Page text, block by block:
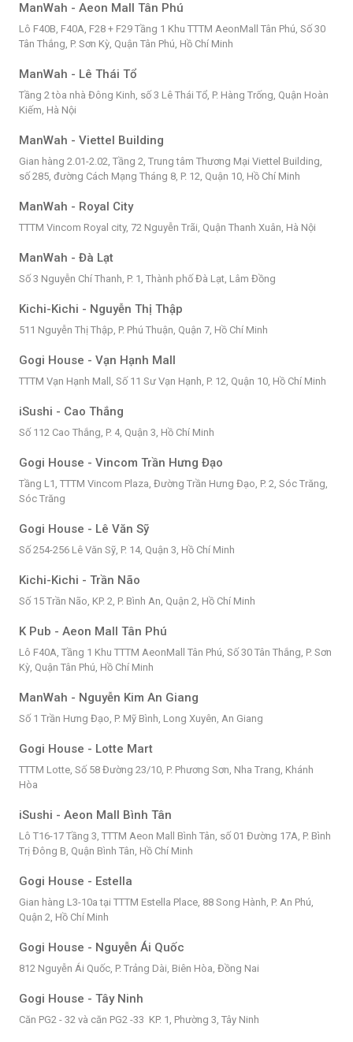
ManWah - Aeon Mall Tân Phú
Lô F40B, F40A, F28 + F29 Tầng 1 Khu TTTM AeonMall Tân Phú, Số 30
Tân Thắng, P. Sơn Kỳ, Quận Tân Phú, Hồ Chí Minh
ManWah - Lê Thái Tổ
Tầng 2 tòa nhà Đông Kinh, số 3 Lê Thái Tổ, P. Hàng Trống, Quận Hoàn
Kiếm, Hà Nội
ManWah - Viettel Building
Gian hàng 2.01-2.02, Tầng 2, Trung tâm Thương Mại Viettel Building,
số 285, đường Cách Mạng Tháng 8, P. 12, Quận 10, Hồ Chí Minh
ManWah - Royal City
TTTM Vincom Royal city, 72 Nguyễn Trãi, Quận Thanh Xuân, Hà Nội
ManWah - Đà Lạt
Số 3 Nguyễn Chí Thanh, P. 1, Thành phố Đà Lạt, Lâm Đồng
Kichi-Kichi - Nguyễn Thị Thập
511 Nguyễn Thị Thập, P. Phú Thuận, Quận 7, Hồ Chí Minh
Gogi House - Vạn Hạnh Mall
TTTM Vạn Hạnh Mall, Số 11 Sư Vạn Hạnh, P. 12, Quận 10, Hồ Chí Minh
iSushi - Cao Thắng
Số 112 Cao Thắng, P. 4, Quận 3, Hồ Chí Minh
Gogi House - Vincom Trần Hưng Đạo
Tầng L1, TTTM Vincom Plaza, Đường Trần Hưng Đạo, P. 2, Sóc Trăng,
Sóc Trăng
Gogi House - Lê Văn Sỹ
Số 254-256 Lê Văn Sỹ, P. 14, Quận 3, Hồ Chí Minh
Kichi-Kichi - Trần Não
Số 15 Trần Não, KP. 2, P. Bình An, Quận 2, Hồ Chí Minh
K Pub - Aeon Mall Tân Phú
Lô F40A, Tầng 1 Khu TTTM AeonMall Tân Phú, Số 30 Tân Thắng, P. Sơn
Kỳ, Quận Tân Phú, Hồ Chí Minh
ManWah - Nguyễn Kim An Giang
Số 1 Trần Hưng Đạo, P. Mỹ Bình, Long Xuyên, An Giang
Gogi House - Lotte Mart
TTTM Lotte, Số 58 Đường 23/10, P. Phương Sơn, Nha Trang, Khánh
Hòa
iSushi - Aeon Mall Bình Tân
Lô T16-17 Tầng 3, TTTM Aeon Mall Bình Tân, số 01 Đường 17A, P. Bình
Trị Đông B, Quận Bình Tân, Hồ Chí Minh
Gogi House - Estella
Gian hàng L3-10a tại TTTM Estella Place, 88 Song Hành, P. An Phú,
Quận 2, Hồ Chí Minh
Gogi House - Nguyễn Ái Quốc
812 Nguyễn Ái Quốc, P. Trảng Dài, Biên Hòa, Đồng Nai
Gogi House - Tây Ninh
Căn PG2 - 32 và căn PG2 -33 KP. 1, Phường 3, Tây Ninh